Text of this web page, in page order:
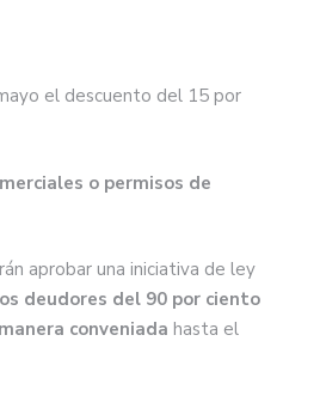
el descuento del 15 por
o permisos de
aprobar una iniciativa de ley
deudores del 90 por ciento
conveniada hasta el